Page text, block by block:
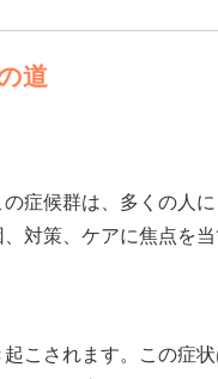
道
症候群は、多くの人
対策、ケアに焦点を
こされます。この症状